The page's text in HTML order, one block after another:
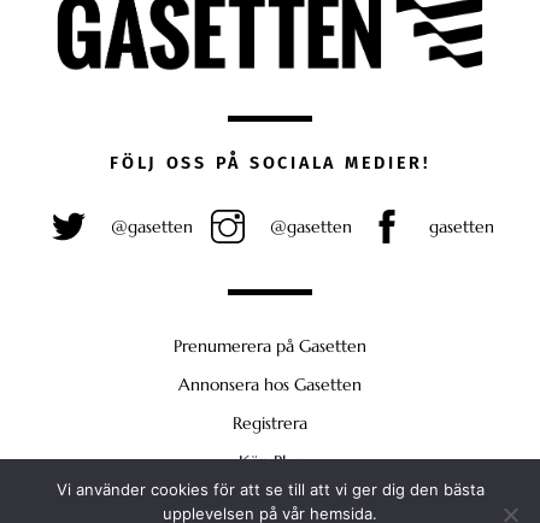
FÖLJ OSS PÅ SOCIALA MEDIER!
@gasetten @gasetten gasetten
Prenumerera på Gasetten
Annonsera hos Gasetten
Registrera
Köp Plus
Vi använder cookies för att se till att vi ger dig den bästa
upplevelsen på vår hemsida.